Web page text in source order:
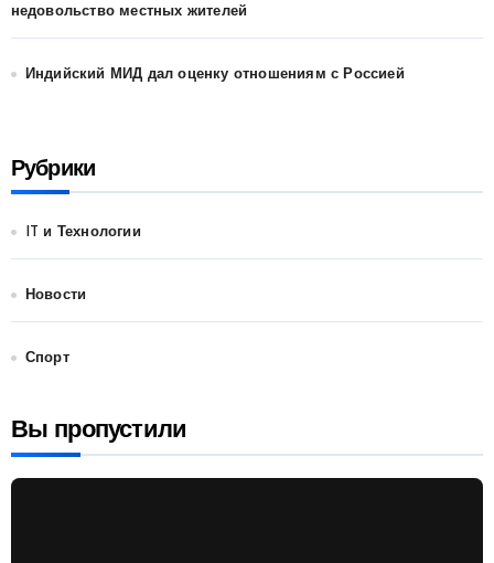
недовольство местных жителей
Индийский МИД дал оценку отношениям с Россией
Рубрики
IT и Технологии
Новости
Спорт
Вы пропустили